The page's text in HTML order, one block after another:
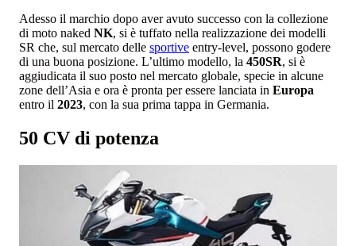
Adesso il marchio dopo aver avuto successo con la collezione
di moto naked NK, si è tuffato nella realizzazione dei modelli
SR che, sul mercato delle sportive entry-level, possono godere
di una buona posizione. L’ultimo modello, la 450SR, si è
aggiudicata il suo posto nel mercato globale, specie in alcune
zone dell’Asia e ora è pronta per essere lanciata in Europa
entro il 2023, con la sua prima tappa in Germania.
50 CV di potenza